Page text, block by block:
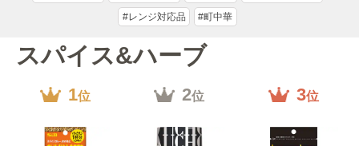
#レンジ対応品 #町中華
スパイス&ハーブ
1位 2位 3位